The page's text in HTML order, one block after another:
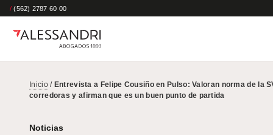
/ (562) 2787 60 00
Inicio/ Entrevista a Felipe Cousiño en Pulso: Valoran norma de la
corredoras y afirman que es un buen punto de partida
Noticias